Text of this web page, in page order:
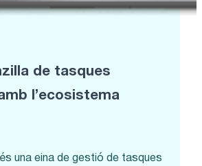
de tasques
l’ecosistema
una eina de gestió de tasques